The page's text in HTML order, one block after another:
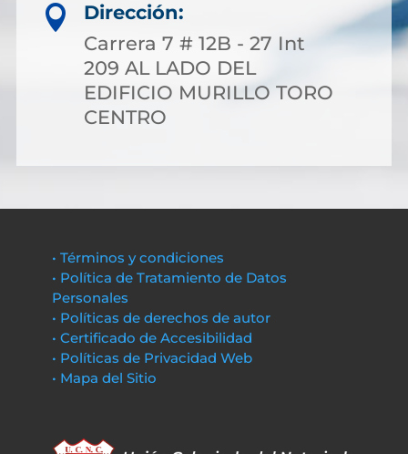

Dirección:
Carrera 7 # 12B - 27 Int
209 AL LADO DEL
EDIFICIO MURILLO TORO
CENTRO
• Términos y condiciones
• Política de Tratamiento de Datos
Personales
• Políticas de derechos de autor
• Certificado de Accesibilidad
• Políticas de Privacidad Web
• Mapa del Sitio